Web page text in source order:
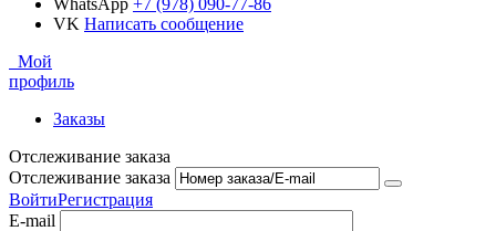
WhatsApp +7 (978) 090-77-86
VK Написать сообщение
Мой
профиль
Заказы
Отслеживание заказа
Отслеживание заказа
ВойтиРегистрация
E-mail